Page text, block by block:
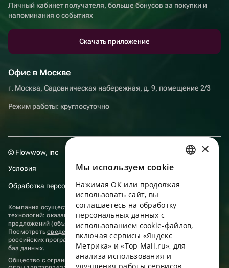
Личный кабинет получателя, больше бонусов за покупки и
напоминания о событиях
Скачать приложение
Офис в Москве
г. Москва, Садовническая набережная, д. 9, помещение 2/3
Режим работы: круглосуточно
© Flowwow, inc
Условия
Обработка персональных данных
Компания осуществляет деятельность в области информационных
технологий: оказание услуг в сети “Интернет” по размещению
предложений (объявлений) продавцов о реализации товаров.
Посмотретьсведения о программах
, включенных в реестр
российских программ для электронных вычислительных машин и
баз данных.
Общество с ограниченной ответственностью «ФЛАУВАУ»
ENGLISH
UKRAINIAN
PORTUGUESE
×
Мы используем сookie
Нажимая ОК или продолжая
использовать сайт, вы
соглашаетесь на обработку
персональных данных с
использованием cookie-файлов,
включая сервисы «Яндекс
Метрика» и «Top Mail.ru», для
анализа использования и